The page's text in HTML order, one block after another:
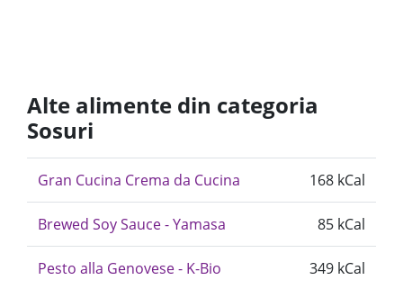
Alte alimente din categoria
Sosuri
Gran Cucina Crema da Cucina 168 kCal
Brewed Soy Sauce - Yamasa 85 kCal
Pesto alla Genovese - K-Bio 349 kCal